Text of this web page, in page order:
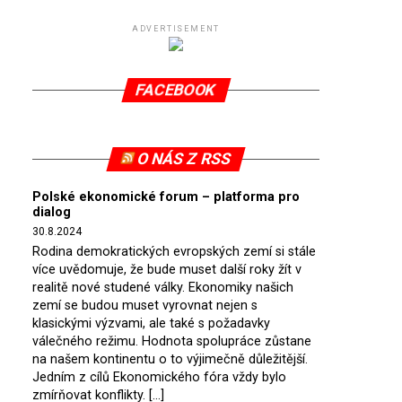
ADVERTISEMENT
FACEBOOK
O NÁS Z RSS
Polské ekonomické forum – platforma pro
dialog
30.8.2024
Rodina demokratických evropských zemí si stále
více uvědomuje, že bude muset další roky žít v
realitě nové studené války. Ekonomiky našich
zemí se budou muset vyrovnat nejen s
klasickými výzvami, ale také s požadavky
válečného režimu. Hodnota spolupráce zůstane
na našem kontinentu o to výjimečně důležitější.
Jedním z cílů Ekonomického fóra vždy bylo
zmírňovat konflikty. […]